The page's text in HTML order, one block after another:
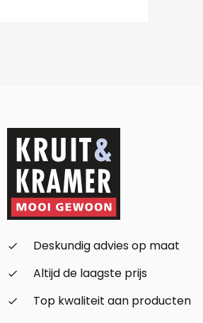
check_small
Deskundig advies op maat
check_small
Altijd de laagste prijs
check_small
Top kwaliteit aan producten